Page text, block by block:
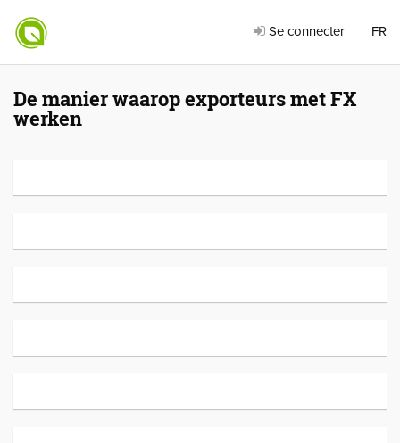
Se connecter FR
De manier waarop exporteurs met FX
werken